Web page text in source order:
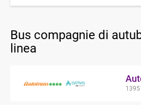
Bus compagnie di
linea